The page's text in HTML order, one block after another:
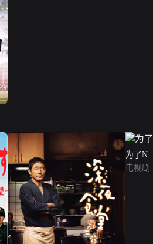
为了N
电视剧